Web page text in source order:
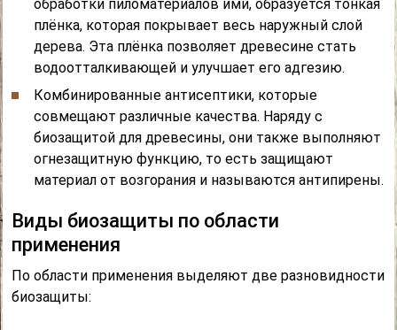
обработки пиломатериалов ими, образуется тонкая
плёнка, которая покрывает весь наружный слой
дерева. Эта плёнка позволяет древесине стать
водоотталкивающей и улучшает его адгезию.
Комбинированные антисептики, которые
совмещают различные качества. Наряду с
биозащитой для древесины, они также выполняют
огнезащитную функцию, то есть защищают
материал от возгорания и называются антипирены.
Виды биозащиты по области
применения
По области применения выделяют две разновидности
биозащиты: